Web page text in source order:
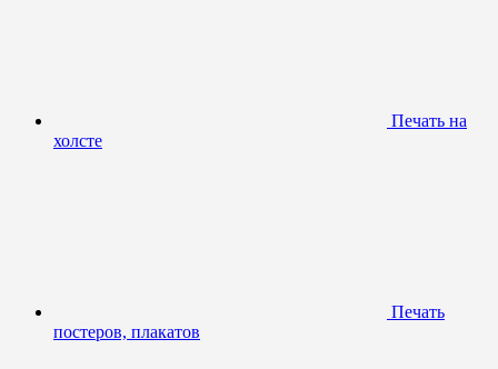
Печать на
холсте
Печать
постеров, плакатов